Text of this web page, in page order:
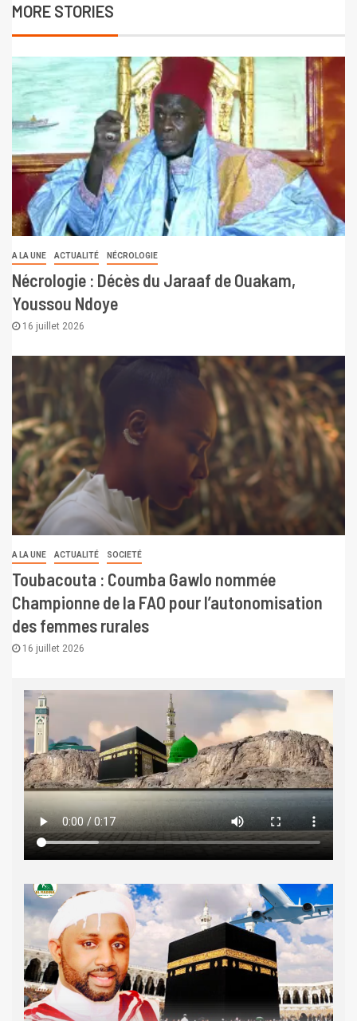
MORE STORIES
A LA UNE ACTUALITÉ NÉCROLOGIE
Nécrologie : Décès du Jaraaf de Ouakam,
Youssou Ndoye
16 juillet 2026
A LA UNE ACTUALITÉ SOCIETÉ
Toubacouta : Coumba Gawlo nommée
Championne de la FAO pour l’autonomisation
des femmes rurales
16 juillet 2026